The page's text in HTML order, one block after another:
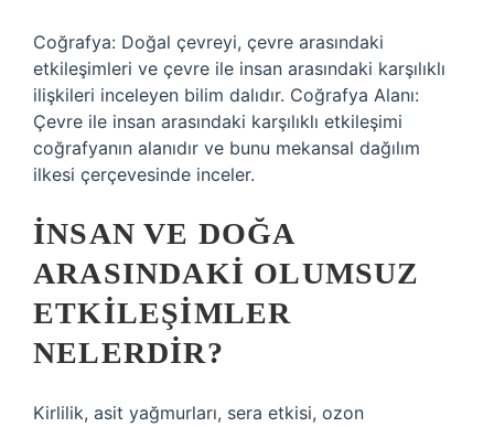
Coğrafya: Doğal çevreyi, çevre arasındaki
etkileşimleri ve çevre ile insan arasındaki karşılıklı
ilişkileri inceleyen bilim dalıdır. Coğrafya Alanı:
Çevre ile insan arasındaki karşılıklı etkileşimi
coğrafyanın alanıdır ve bunu mekansal dağılım
ilkesi çerçevesinde inceler.
İNSAN VE DOĞA
ARASINDAKI OLUMSUZ
ETKILEŞIMLER
NELERDIR?
Kirlilik, asit yağmurları, sera etkisi, ozon